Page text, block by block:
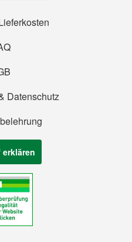
Datenschutz
erklären